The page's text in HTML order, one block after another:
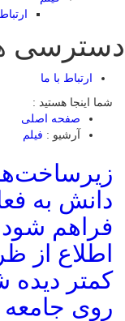
دسترسی
ارتباط با ما
شما اینجا هستید :
صفحه اصلی
آرشیو : فیلم
دانش به
فراهم
اطلاع از
کمتر
روی جامعه